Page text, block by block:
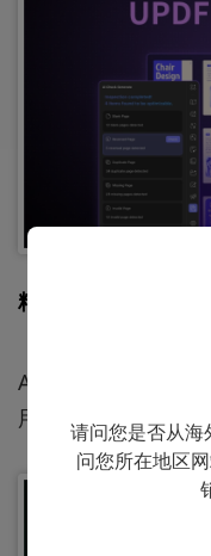
请问您是否从海
问您所在地区
精准编辑
AI 编辑功能支持语
用户产出更专业的